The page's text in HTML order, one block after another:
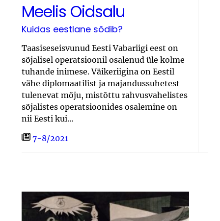
Meelis Oidsalu
Kuidas eestlane sõdib?
Taasiseseisvunud Eesti Vabariigi eest on
sõjalisel operatsioonil osalenud üle kolme
tuhande inimese. Väikeriigina on Eestil
vähe diplomaatilist ja majandussuhetest
tulenevat mõju, mistõttu rahvusvahelistes
sõjalistes operatsioonides osalemine on
nii Eesti kui…
7-8/2021